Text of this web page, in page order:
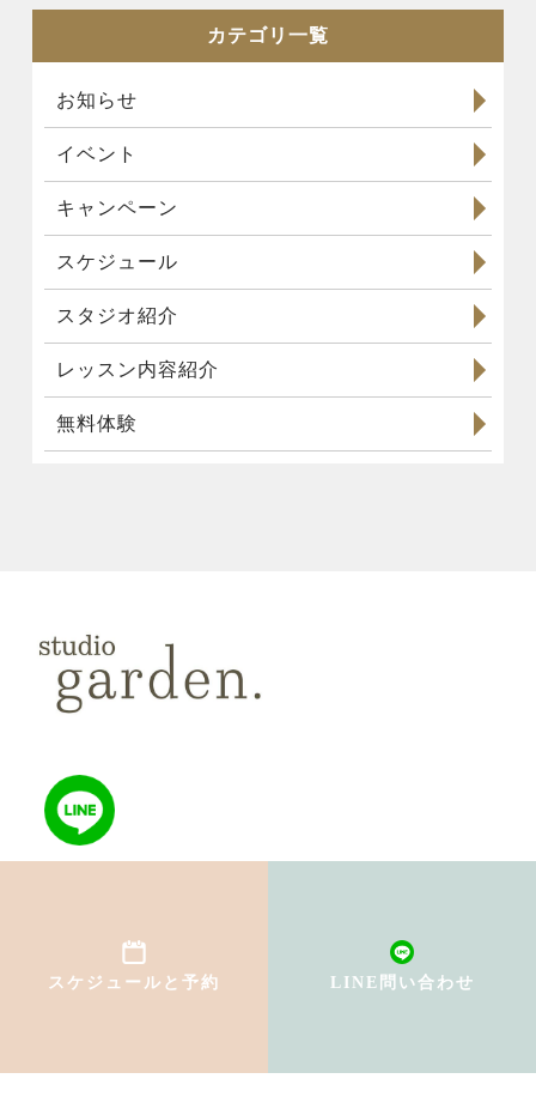
スケジュールと予約 LINE問い合わせ
カテゴリ一覧
お知らせ
イベント
キャンペーン
スケジュール
スタジオ紹介
レッスン内容紹介
無料体験
初めての方へ